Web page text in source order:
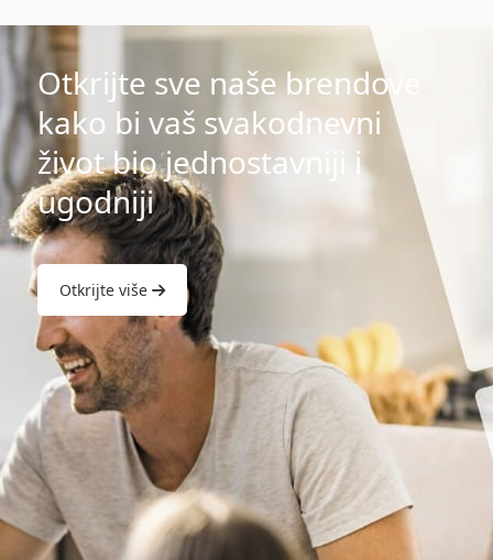
Otkrijte sve naše brendove
kako bi vaš svakodnevni
život bio jednostavniji i
ugodniji
Otkrijte više